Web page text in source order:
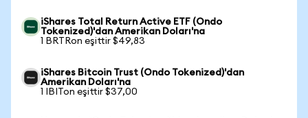
iShares Total Return Active ETF (Ondo
Tokenized)'dan Amerikan Doları'na
1 BRTRon eşittir $49,83
iShares Bitcoin Trust (Ondo Tokenized)'dan
Amerikan Doları'na
1 IBITon eşittir $37,00